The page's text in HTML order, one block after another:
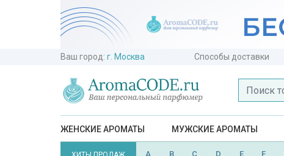
Ваш город: г. Москва Способы доставки
ЖЕНСКИЕ АРОМАТЫ МУЖСКИЕ АРОМАТЫ
A B C D E F